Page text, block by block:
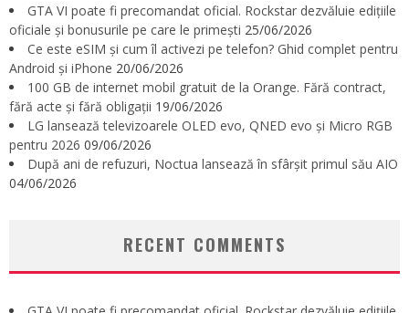
GTA VI poate fi precomandat oficial. Rockstar dezvăluie edițiile
oficiale și bonusurile pe care le primești 25/06/2026
Ce este eSIM și cum îl activezi pe telefon? Ghid complet pentru
Android și iPhone 20/06/2026
100 GB de internet mobil gratuit de la Orange. Fără contract,
fără acte și fără obligații 19/06/2026
LG lansează televizoarele OLED evo, QNED evo și Micro RGB
pentru 2026 09/06/2026
După ani de refuzuri, Noctua lansează în sfârșit primul său AIO
04/06/2026
RECENT COMMENTS